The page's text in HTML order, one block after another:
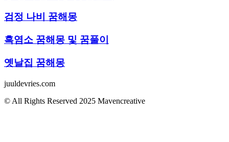
검정 나비 꿈해몽
흑염소 꿈해몽 및 꿈풀이
옛날집 꿈해몽
juuldevries.com
© All Rights Reserved 2025 Mavencreative